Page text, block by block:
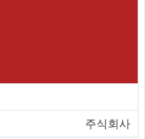
주식회사